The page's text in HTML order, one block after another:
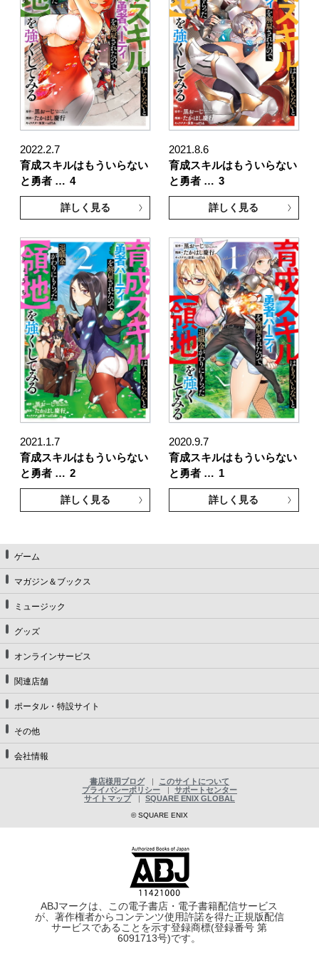
2022.2.7
育成スキルはもういらない
と勇者 … 4
詳しく見る
2021.8.6
育成スキルはもういらない
と勇者 … 3
詳しく見る
2021.1.7
育成スキルはもういらない
と勇者 … 2
詳しく見る
2020.9.7
育成スキルはもういらない
と勇者 … 1
詳しく見る
ゲーム
マガジン＆ブックス
ミュージック
グッズ
オンラインサービス
関連店舗
ポータル・特設サイト
その他
会社情報
書店様用ブログ
このサイトについて
プライバシーポリシー
サポートセンター
サイトマップ
SQUARE ENIX GLOBAL
© SQUARE ENIX
ABJマークは、この電子書店・電子書籍配信サービス
が、著作権者からコンテンツ使用許諾を得た正規版配信
サービスであることを示す登録商標(登録番号 第
6091713号)です。